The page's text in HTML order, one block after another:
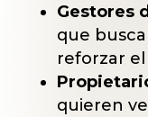
Gestores
que
reforzar
quieren